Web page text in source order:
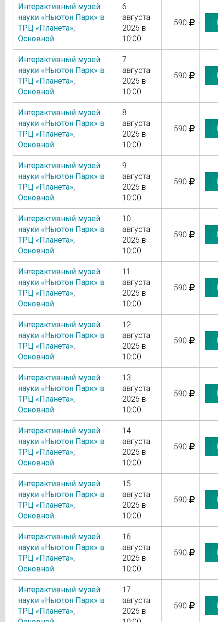
Интерактивный музей
науки «Ньютон Парк» в
ТРЦ «Планета»,
Основной
6
августа
2026 в
10:00
590
Интерактивный музей
науки «Ньютон Парк» в
ТРЦ «Планета»,
Основной
7
августа
2026 в
10:00
590
Интерактивный музей
науки «Ньютон Парк» в
ТРЦ «Планета»,
Основной
8
августа
2026 в
10:00
590
Интерактивный музей
науки «Ньютон Парк» в
ТРЦ «Планета»,
Основной
9
августа
2026 в
10:00
590
Интерактивный музей
науки «Ньютон Парк» в
ТРЦ «Планета»,
Основной
10
августа
2026 в
10:00
590
Интерактивный музей
науки «Ньютон Парк» в
ТРЦ «Планета»,
Основной
11
августа
2026 в
10:00
590
Интерактивный музей
науки «Ньютон Парк» в
ТРЦ «Планета»,
Основной
12
августа
2026 в
10:00
590
Интерактивный музей
науки «Ньютон Парк» в
ТРЦ «Планета»,
Основной
13
августа
2026 в
10:00
590
Интерактивный музей
науки «Ньютон Парк» в
ТРЦ «Планета»,
Основной
14
августа
2026 в
10:00
590
Интерактивный музей
науки «Ньютон Парк» в
ТРЦ «Планета»,
Основной
15
августа
2026 в
10:00
590
Интерактивный музей
науки «Ньютон Парк» в
ТРЦ «Планета»,
Основной
16
августа
2026 в
10:00
590
Интерактивный музей
науки «Ньютон Парк» в
ТРЦ «Планета»,
17
августа
2026 в
590